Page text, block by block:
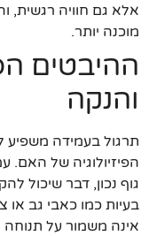
אלא גם חוויה רגשית,
מוכנה יותר.
ההיבטים
והנקה
תרגול בעמידה
הפיזיולוגיה של האם.
גוף נכון, דבר שיכול
בעיות כמו כאבי גב
אינה משמור על